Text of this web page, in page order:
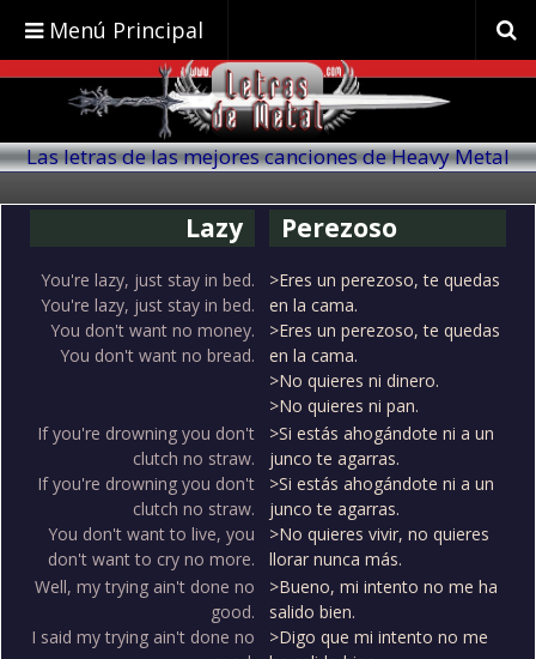
Menú Principal
Las letras de las mejores canciones de Heavy Metal
Lazy Perezoso
You're lazy, just stay in bed.
You're lazy, just stay in bed.
You don't want no money.
You don't want no bread.
>Eres un perezoso, te quedas
en la cama.
>Eres un perezoso, te quedas
en la cama.
>No quieres ni dinero.
>No quieres ni pan.
If you're drowning you don't
clutch no straw.
If you're drowning you don't
clutch no straw.
You don't want to live, you
don't want to cry no more.
>Si estás ahogándote ni a un
junco te agarras.
>Si estás ahogándote ni a un
junco te agarras.
>No quieres vivir, no quieres
llorar nunca más.
Well, my trying ain't done no
good.
I said my trying ain't done no
>Bueno, mi intento no me ha
salido bien.
>Digo que mi intento no me